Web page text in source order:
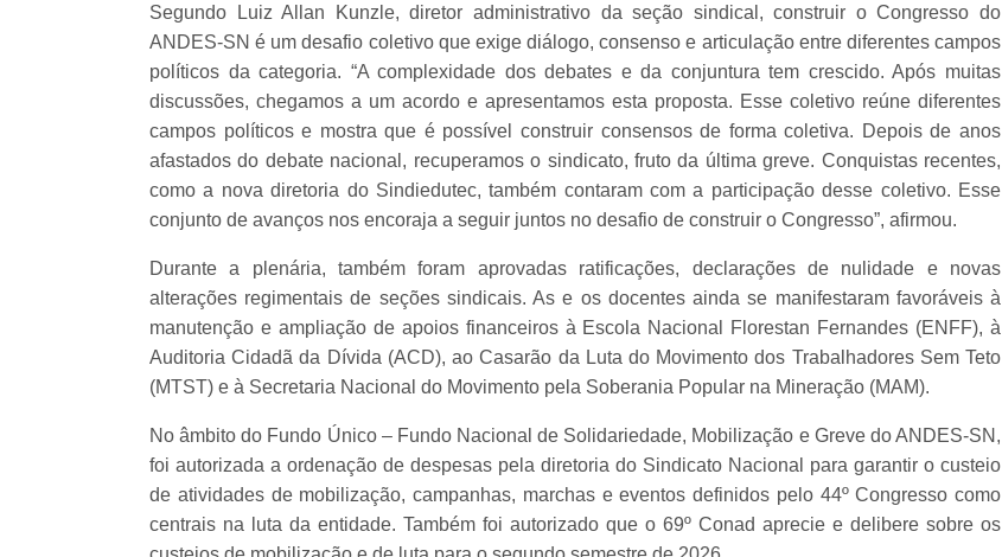
Segundo Luiz Allan Kunzle, diretor administrativo da seção sindical, construir o Congresso do
ANDES-SN é um desafio coletivo que exige diálogo, consenso e articulação entre diferentes campos
políticos da categoria. “A complexidade dos debates e da conjuntura tem crescido. Após muitas
discussões, chegamos a um acordo e apresentamos esta proposta. Esse coletivo reúne diferentes
campos políticos e mostra que é possível construir consensos de forma coletiva. Depois de anos
afastados do debate nacional, recuperamos o sindicato, fruto da última greve. Conquistas recentes,
como a nova diretoria do Sindiedutec, também contaram com a participação desse coletivo. Esse
conjunto de avanços nos encoraja a seguir juntos no desafio de construir o Congresso”, afirmou.
Durante a plenária, também foram aprovadas ratificações, declarações de nulidade e novas
alterações regimentais de seções sindicais. As e os docentes ainda se manifestaram favoráveis à
manutenção e ampliação de apoios financeiros à Escola Nacional Florestan Fernandes (ENFF), à
Auditoria Cidadã da Dívida (ACD), ao Casarão da Luta do Movimento dos Trabalhadores Sem Teto
(MTST) e à Secretaria Nacional do Movimento pela Soberania Popular na Mineração (MAM).
No âmbito do Fundo Único – Fundo Nacional de Solidariedade, Mobilização e Greve do ANDES-SN,
foi autorizada a ordenação de despesas pela diretoria do Sindicato Nacional para garantir o custeio
de atividades de mobilização, campanhas, marchas e eventos definidos pelo 44º Congresso como
centrais na luta da entidade. Também foi autorizado que o 69º Conad aprecie e delibere sobre os